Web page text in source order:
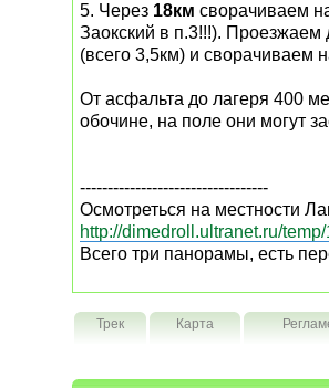
5. Через 18км сворачиваем
Заокский в п.3!!!).
(всего 3,5км) и сворачиваем
От асфальта до лагеря 400
обочине, на поле они могут
----------------------------------
Осмотреться на местности
http://dimedroll.ultranet.ru/
Всего три панорамы, есть
Трек Карта